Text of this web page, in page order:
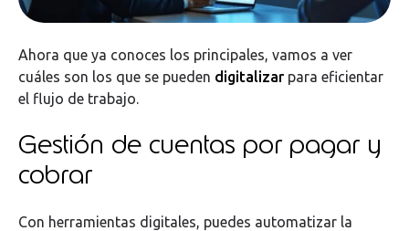
Ahora que ya conoces los principales, vamos a ver
cuáles son los que se pueden digitalizar para eficientar
el flujo de trabajo.
Gestión de cuentas por pagar y
cobrar
Con herramientas digitales, puedes automatizar la